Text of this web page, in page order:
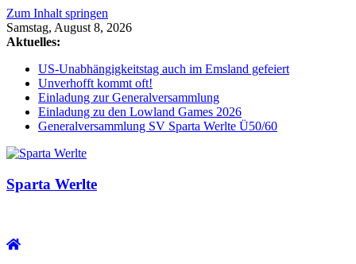
Zum Inhalt springen
Samstag, August 8, 2026
Aktuelles:
US-Unabhängigkeitstag auch im Emsland gefeiert
Unverhofft kommt oft!
Einladung zur Generalversammlung
Einladung zu den Lowland Games 2026
Generalversammlung SV Sparta Werlte Ü50/60
Sparta Werlte